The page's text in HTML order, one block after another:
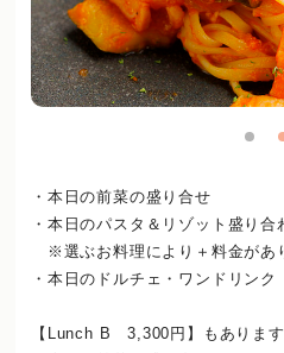
・本日の前菜の盛り合せ
・本日のパスタ＆リゾット盛り
※選ぶお料理により＋料金があ
・本日のドルチェ・ワンドリンク
【Lunch B 3,300円】もありま